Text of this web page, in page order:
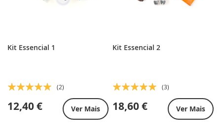
Kit Essencial 1
Classificação:
(2)
12,40 € Ver Mais
Kit Essencial 2
Classificação:
(3)
18,60 € Ver Mais